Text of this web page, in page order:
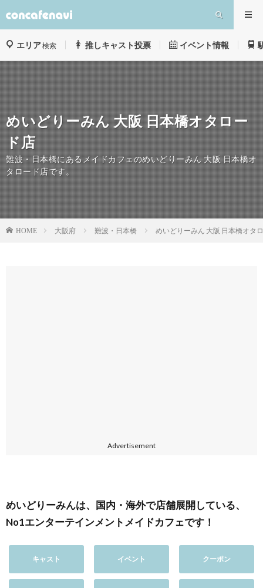
エリア検索 推しキャスト投票 イベント情報
めいどりーみん 大阪 日本橋オタロー
ド店
難波・日本橋にあるメイドカフェのめいどりーみん 大阪 日本橋オ
タロード店です。
HOME 大阪府 難波・日本橋 めいどりーみん 大阪 日本橋オタ
Advertisement
めいどりーみんは、国内・海外で店舗展開している、
No1エンターテインメントメイドカフェです！
キャスト イベント クーポン